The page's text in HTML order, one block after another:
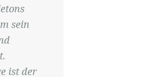
sein
ist der